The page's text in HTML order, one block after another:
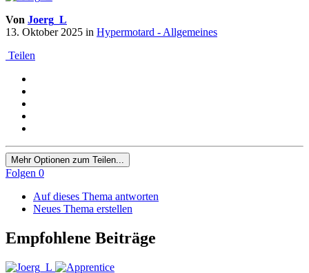
Von Joerg_L
13. Oktober 2025 in Hypermotard - Allgemeines
Teilen
Mehr Optionen zum Teilen...
Folgen 0
Auf dieses Thema antworten
Neues Thema erstellen
Empfohlene Beiträge